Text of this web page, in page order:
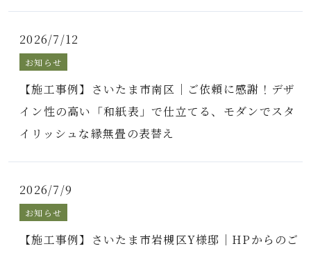
2026/7/12
お知らせ
【施工事例】さいたま市南区｜ご依頼に感謝！デザ
イン性の高い「和紙表」で仕立てる、モダンでスタ
イリッシュな縁無畳の表替え
2026/7/9
お知らせ
【施工事例】さいたま市岩槻区Y様邸｜HPからのご